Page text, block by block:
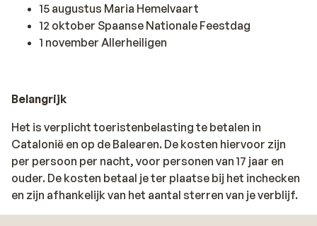
15 augustus Maria Hemelvaart
12 oktober Spaanse Nationale Feestdag
1 november Allerheiligen
Belangrijk
Het is verplicht toeristenbelasting te betalen in
Catalonië en op de Balearen. De kosten hiervoor zijn
per persoon per nacht, voor personen van 17 jaar en
ouder. De kosten betaal je ter plaatse bij het inchecken
en zijn afhankelijk van het aantal sterren van je verblijf.